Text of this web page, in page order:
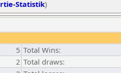
Statistik)
5 Total Wins:
2 Total draws: